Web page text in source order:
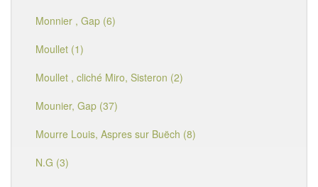
Monnier , Gap (6)
Moullet (1)
Moullet , cliché Miro, Sisteron (2)
Mounier, Gap (37)
Mourre Louis, Aspres sur Buëch (8)
N.G (3)